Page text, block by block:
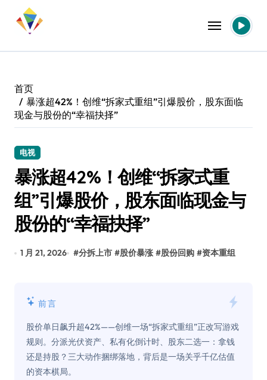
首页
暴涨超42%！创维“拆家式重组”引爆股价，股东面临
现金与股份的“幸福抉择”
电视
暴涨超42%！创维“拆家式重
组”引爆股价，股东面临现金与
股份的“幸福抉择”
1 月 21, 2026 #分拆上市 #股价暴涨 #股份回购 #资本重组
前言
股价单日飙升超42%——创维一场“拆家式重组”正改写游戏
规则。分派光伏资产、私有化倒计时、股东二选一：拿钱
还是持股？三大动作捆绑落地，背后是一场关乎千亿估值
的资本棋局。